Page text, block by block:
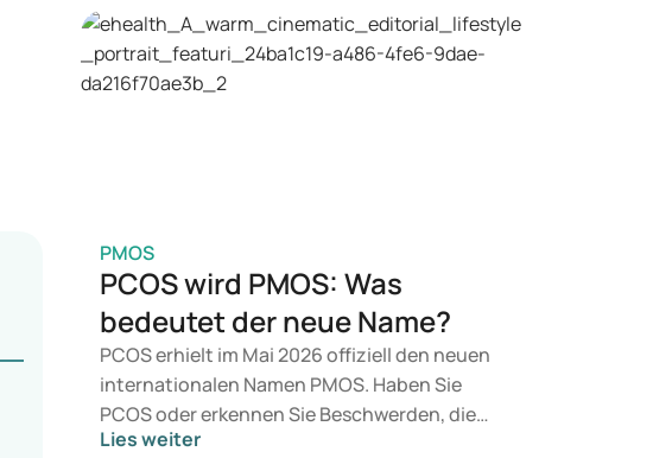
entscheidet ein Arzt auf Basis Ihrer
Gesundheit, Ihres BMI und Ihres
Medikamentengebrauchs.
PMOS
PCOS wird PMOS: Was
bedeutet der neue Name?
PCOS erhielt im Mai 2026 offiziell den neuen
internationalen Namen PMOS. Haben Sie
PCOS oder erkennen Sie Beschwerden, die
dazu passen? Medizinisch ändert sich vorerst
Lies weiter